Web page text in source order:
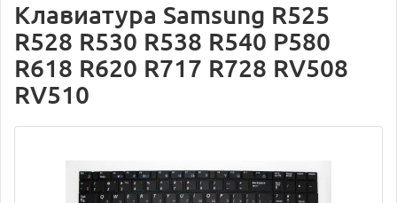
Клавиатура Samsung R525
R528 R530 R538 R540 P580
R618 R620 R717 R728 RV508
RV510